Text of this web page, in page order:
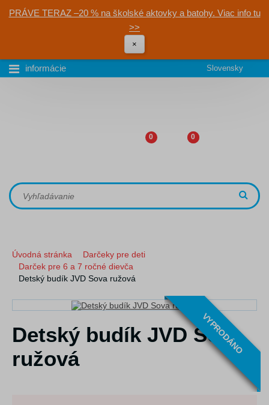
PRÁVE TERAZ –20 % na školské aktovky a batohy. Viac info tu
>>
×
informácie Slovensky
0 0
Úvodná stránka
Darčeky pre deti
Darček pre 6 a 7 ročné dievča
Detský budík JVD Sova ružová
VYPRODÁNO
Detský budík JVD Sova
ružová